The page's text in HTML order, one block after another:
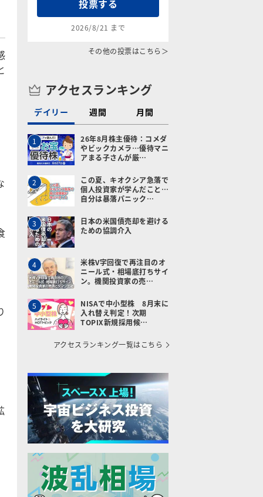
投票する
2026/8/21 まで
その他の投票はこちら＞
アクセスランキング
デイリー 週間 月間
1
26年8月株主優待：コメダ
やビックカメラ…優待マニ
アまる子さんが厳…
2
この夏、キオクシア急落で
個人投資家が学んだこと…
自分は暴落パニック…
3
日本の米国債売却を避ける
ための協調介入
4
米株V字回復で再注目のオ
ニール式・相場底打ちサイ
ン。機関投資家の売…
5
NISAで中小型株 8月末に
入れ替え判定！次期
TOPIX新規採用候…
アクセスランキング一覧はこちら